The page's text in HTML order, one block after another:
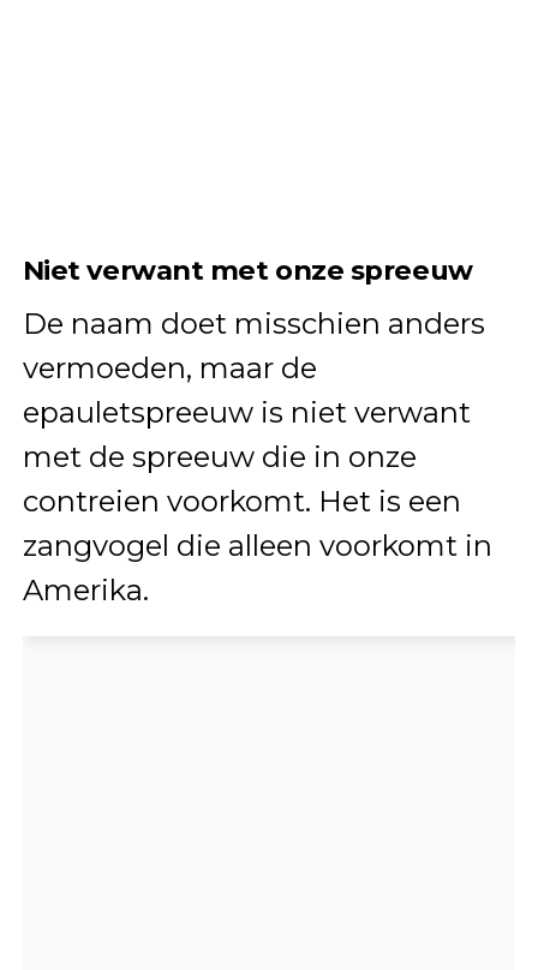
Niet verwant met onze spreeuw
De naam doet misschien anders
vermoeden, maar de
epauletspreeuw is niet verwant
met de spreeuw die in onze
contreien voorkomt. Het is een
zangvogel die alleen voorkomt in
Amerika.